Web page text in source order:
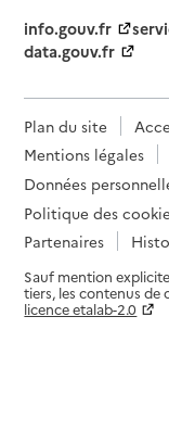
info.gouv.fr
data.gouv.fr
Plan du site
Mentions légales
Données
Politique des
Partenaires
Sauf mention
tiers, les contenus de
licence etalab-2.0